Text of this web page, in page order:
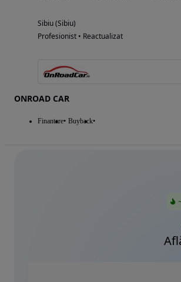
Sibiu (Sibiu)
Profesionist • Reactualizat
ONROAD CAR
Finantare Buyback